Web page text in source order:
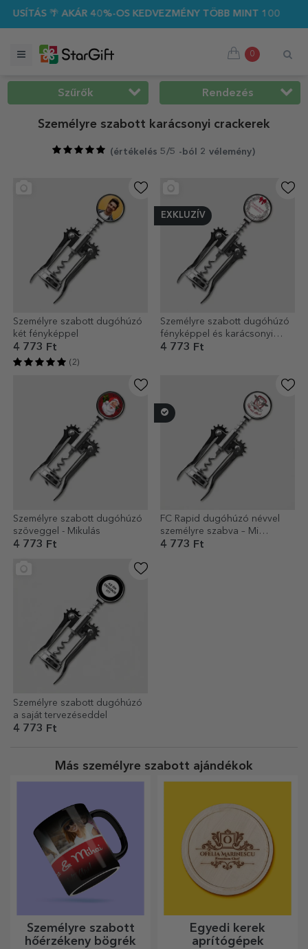
OS KEDVEZMÉNY TÖBB MINT 100 SZEMÉLYRE SZABOTT
0
Szűrők Rendezés
Személyre szabott karácsonyi crackerek
(értékelés 5/5 -ból 2 vélemény)
Személyre szabott dugóhúzó
két fényképpel
4 773 Ft
(2)
EXKLUZÍV
Személyre szabott dugóhúzó
fényképpel és karácsonyi
üzenettel
4 773 Ft
Személyre szabott dugóhúzó
szöveggel - Mikulás
4 773 Ft
FC Rapid dugóhúzó névvel
személyre szabva – Mi
mindenhol otthon vagyunk
4 773 Ft
Személyre szabott dugóhúzó
a saját tervezéseddel
4 773 Ft
Más személyre szabott ajándékok
Személyre szabott
hőérzékeny bögrék
Egyedi kerek
aprítógépek